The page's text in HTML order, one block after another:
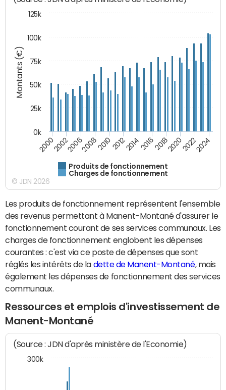
Montants (€)
Produits de fonctionnement
Charges de fonctionnement
200020022006200820102012201420162018202020222024
0k
25k
50k
75k
100k
125k
© JDN 2026
Les produits de fonctionnement représentent l'ensemble
des revenus permettant à Manent-Montané d'assurer le
fonctionnement courant de ses services communaux. Les
charges de fonctionnement englobent les dépenses
courantes : c'est via ce poste de dépenses que sont
réglés les intérêts de la dette de Manent-Montané, mais
également les dépenses de fonctionnement des services
communaux.
Ressources et emplois d'investissement de
Manent-Montané
(Source : JDN d'après ministère de l'Economie)
300k